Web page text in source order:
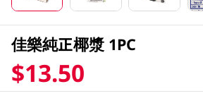
佳樂純正椰漿 1PC
$13.50